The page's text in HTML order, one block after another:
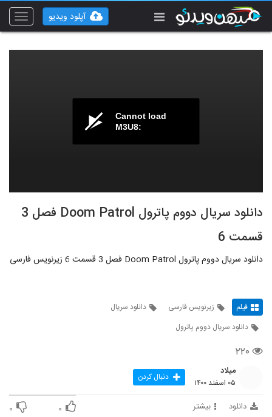
Toggle
آپلود ویدیو
Cannot load
M3U8:
دانلود سریال دووم پاترول Doom Patrol فصل 3
قسمت 6
دانلود سریال دووم پاترول Doom Patrol فصل 3 قسمت 6 زیرنویس فارسی
فیلم زیرنویس فارسی
دانلود سریال
دانلود سریال دووم پاترول
۲۲۰
میلاد
۰۵ اسفند ۱۴۰۰ دنبال کردن
دانلود بیشتر ۰ ۰